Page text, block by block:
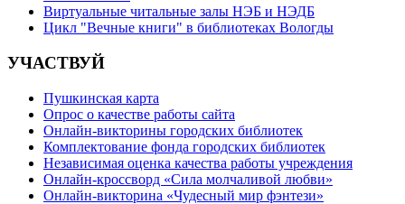
Виртуальные читальные залы НЭБ и НЭДБ
Цикл "Вечные книги" в библиотеках Вологды
УЧАСТВУЙ
Пушкинская карта
Опрос о качестве работы сайта
Онлайн-викторины городских библиотек
Комплектование фонда городских библиотек
Независимая оценка качества работы учреждения
Онлайн-кроссворд «Сила молчаливой любви»
Онлайн-викторина «Чудесный мир фэнтези»